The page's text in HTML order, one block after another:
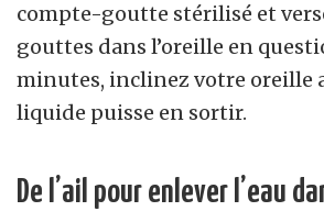
compte-goutte stérilisé et
gouttes dans l’oreille en
minutes, inclinez votre oreille
liquide puisse en sortir.
De l’ail pour enlever l’eau